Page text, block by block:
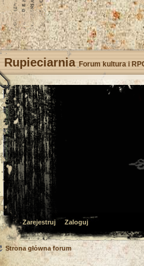
Rupieciarnia Forum kultura i
Zarejestruj Zaloguj
Strona główna forum